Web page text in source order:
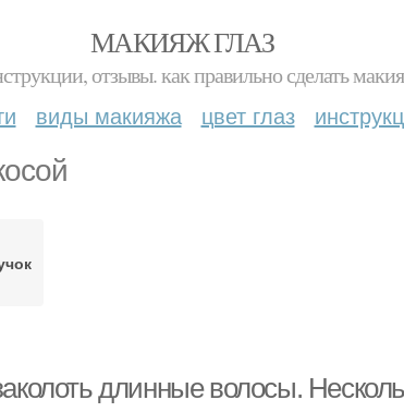
МАКИЯЖ ГЛАЗ
отзывы. как правильно сделать
виды макияжа цвет глаз
длинные волосы.